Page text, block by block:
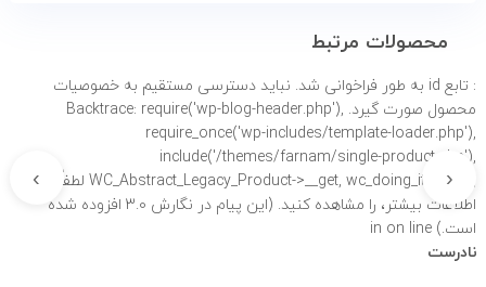
محصولات مرتبط
: تابع id به طور
فراخوانی شد. نباید دسترسی مستقیم به خصوصیات
محصول صورت گیرد. Backtrace: require('wp-blog-header.php'),
require_once('wp-includes/template-loader.php'),
include('/themes/farnam/single-product.php'),
WC_Abstract_Legacy_Product->__get, wc_doing_it_wrong لطفاً برای
اطلاعات بیشتر،
را مشاهده کنید. (این پیام در نگارش 3.0 افزوده شده
است.) in on line
نادرست
‹
›